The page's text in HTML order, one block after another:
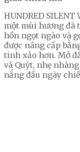
HUNDRED SILENT
một mùi hương đã
hồn ngọt ngào và
được nâng cấp
tinh xảo hơn. Mở
và Quýt, nhẹ
nắng đầu ngày